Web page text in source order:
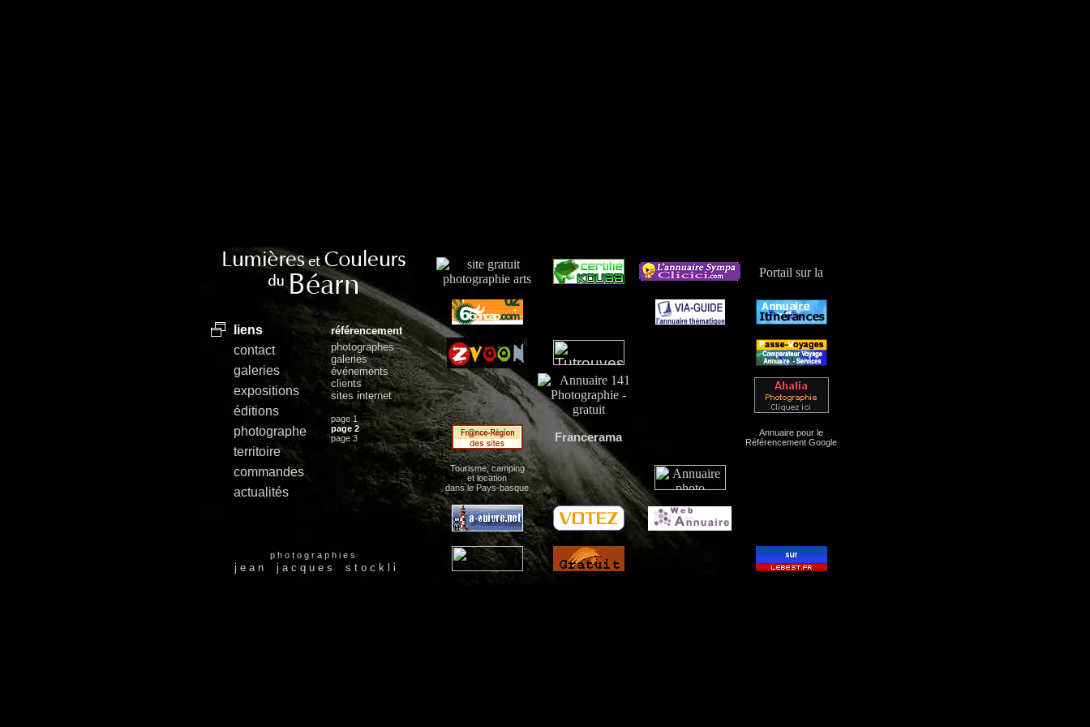
liens
contact
galeries
expositions
éditions
photographe
territoire
commandes
actualités
référencement
photographes
galeries
événements
clients
sites internet
page 1
page 2
page 3
p h o t o g r a p h i e s
j e a n j a c q u e s s t o c k l i
Francerama
Annuaire pour le
Référencement Google
Tourisme, camping
et location
dans le Pays-basque